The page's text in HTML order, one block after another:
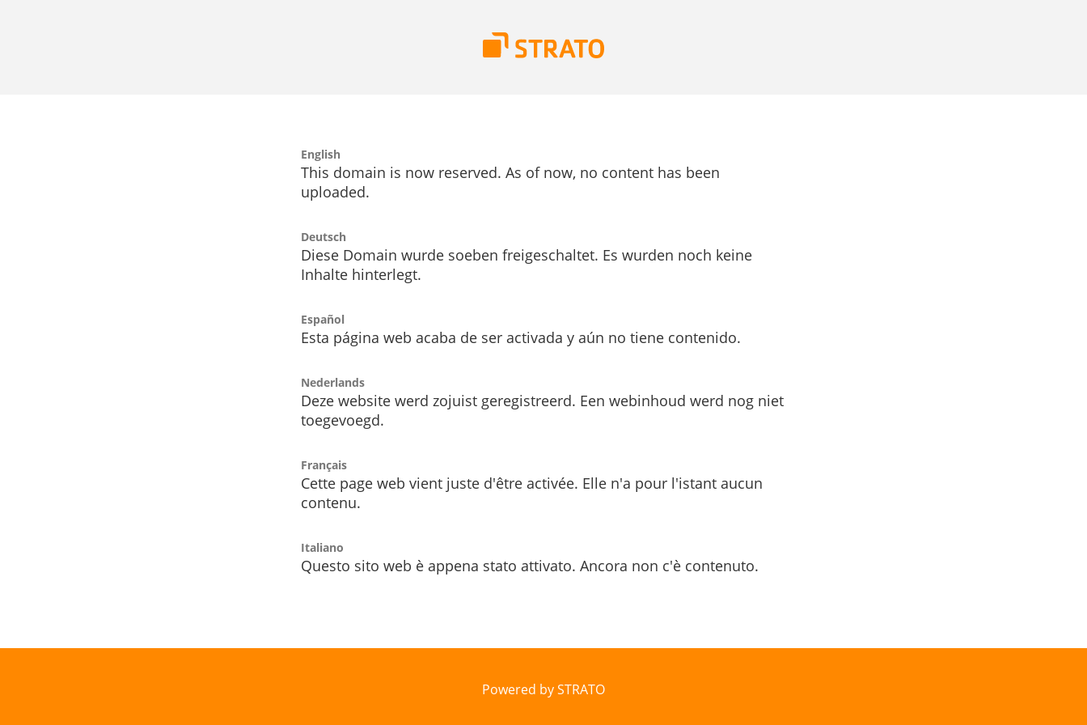
English
This domain is now reserved. As of now, no content has been
uploaded.
Deutsch
Diese Domain wurde soeben freigeschaltet. Es wurden noch keine
Inhalte hinterlegt.
Español
Esta página web acaba de ser activada y aún no tiene contenido.
Nederlands
Deze website werd zojuist geregistreerd. Een webinhoud werd nog niet
toegevoegd.
Français
Cette page web vient juste d'être activée. Elle n'a pour l'istant aucun
contenu.
Italiano
Questo sito web è appena stato attivato. Ancora non c'è contenuto.
Powered by STRATO